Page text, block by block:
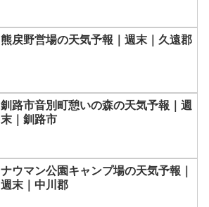
熊戻野営場の天気予報｜週末｜久遠郡
釧路市音別町憩いの森の天気予報｜週
末｜釧路市
ナウマン公園キャンプ場の天気予報｜
週末｜中川郡